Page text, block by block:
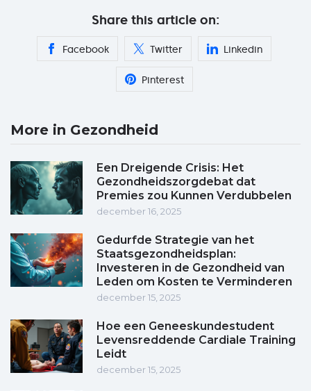
Share this article on:
Facebook Twitter Linkedin
Pinterest
More in Gezondheid
Een Dreigende Crisis: Het
Gezondheidszorgdebat dat
Premies zou Kunnen Verdubbelen
december 16, 2025
Gedurfde Strategie van het
Staatsgezondheidsplan:
Investeren in de Gezondheid van
Leden om Kosten te Verminderen
december 15, 2025
Hoe een Geneeskundestudent
Levensreddende Cardiale Training
Leidt
december 15, 2025